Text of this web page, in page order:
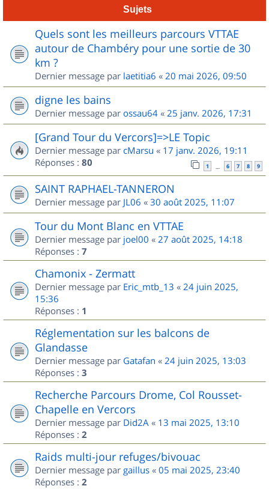
Sujets
Quels sont les meilleurs parcours VTTAE
autour de Chambéry pour une sortie de 30
km ?
Dernier message par laetitia6 « 20 mai 2026, 09:50
digne les bains
Dernier message par ossau64 « 25 janv. 2026, 17:31
[Grand Tour du Vercors]=>LE Topic
Dernier message par cMarsu « 17 janv. 2026, 19:11
Réponses : 80 1 … 6 7 8 9
SAINT RAPHAEL-TANNERON
Dernier message par JL06 « 30 août 2025, 11:07
Tour du Mont Blanc en VTTAE
Dernier message par joel00 « 27 août 2025, 14:18
Réponses : 7
Chamonix - Zermatt
Dernier message par Eric_mtb_13 « 24 juin 2025,
15:36
Réponses : 1
Réglementation sur les balcons de
Glandasse
Dernier message par Gatafan « 24 juin 2025, 13:03
Réponses : 3
Recherche Parcours Drome, Col Rousset-
Chapelle en Vercors
Dernier message par Did2A « 13 mai 2025, 13:10
Réponses : 2
Raids multi-jour refuges/bivouac
Dernier message par gaillus « 05 mai 2025, 23:40
Réponses : 2